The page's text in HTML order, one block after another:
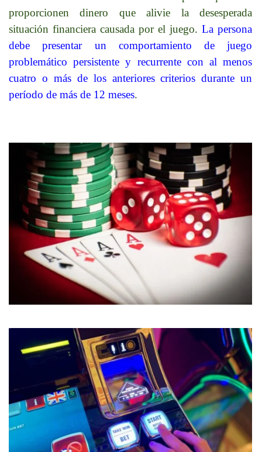
proporcionen dinero que alivie la desesperada
situación financiera causada por el juego.La persona
debe presentar un comportamiento de juego
problemático persistente y recurrente con al menos
cuatro o más de los anteriores criterios durante un
período de más de 12 meses.